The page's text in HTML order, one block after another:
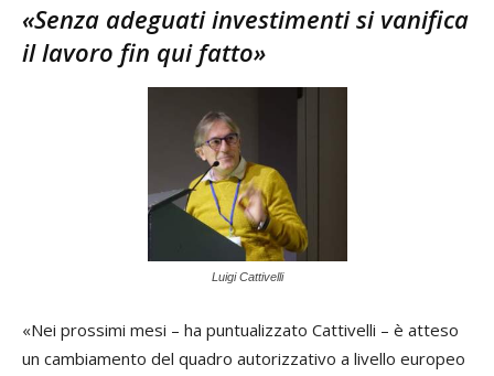
«Senza adeguati investimenti si vanifica
il lavoro fin qui fatto»
Luigi Cattivelli
«Nei prossimi mesi – ha puntualizzato Cattivelli – è atteso
un cambiamento del quadro autorizzativo a livello europeo